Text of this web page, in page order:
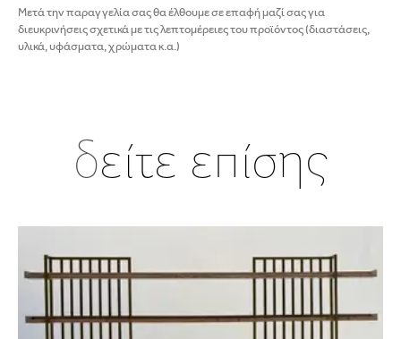
Μετά την παραγγελία σας θα έλθουμε σε επαφή μαζί σας για
διευκρινήσεις σχετικά με τις λεπτομέρειες του προϊόντος (διαστάσεις,
υλικά, υφάσματα, χρώματα κ.α.)
δείτε επίσης